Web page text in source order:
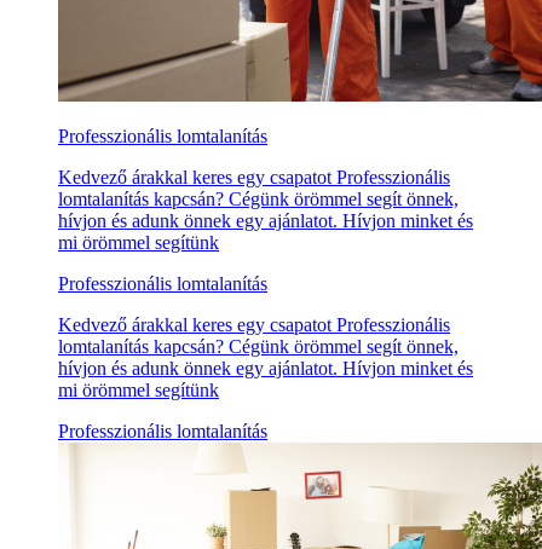
Professzionális lomtalanítás
Kedvező árakkal keres egy csapatot Professzionális
lomtalanítás kapcsán? Cégünk örömmel segít önnek,
hívjon és adunk önnek egy ajánlatot. Hívjon minket és
mi örömmel segítünk
Professzionális lomtalanítás
Kedvező árakkal keres egy csapatot Professzionális
lomtalanítás kapcsán? Cégünk örömmel segít önnek,
hívjon és adunk önnek egy ajánlatot. Hívjon minket és
mi örömmel segítünk
Professzionális lomtalanítás